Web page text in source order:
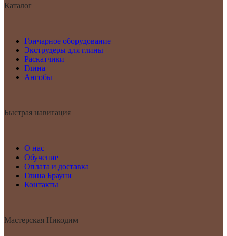
Каталог
Гончарное оборудование
Экструдеры для глины
Раскатчики
Глина
Ангобы
Быстрая навигация
О нас
Обучение
Оплата и доставка
Глина Брауни
Контакты
Мастерская Никодим